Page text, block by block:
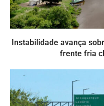
Instabilidade avança
frente fria